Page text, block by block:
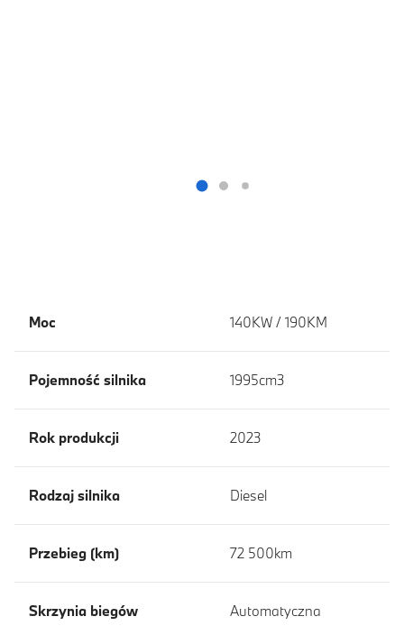
Moc 140KW / 190KM
Pojemność silnika 1995cm3
Rok produkcji 2023
Rodzaj silnika Diesel
Przebieg (km) 72 500km
Skrzynia biegów Automatyczna